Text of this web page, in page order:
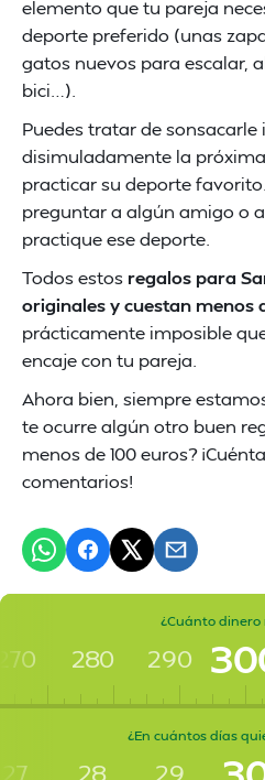
elemento que tu pareja
deporte preferido (unas
gatos nuevos para escalar,
bici…).
Puedes tratar de
disimuladamente la
practicar su deporte
preguntar a algún amigo o
practique ese deporte.
Todos estos regalos para
originales y cuestan menos
prácticamente imposible
encaje con tu pareja.
Ahora bien, siempre
te ocurre algún otro buen
menos de 100 euros?
comentarios!
¿Cuánto dinero
280 290
¿En cuántos días
27 28 29